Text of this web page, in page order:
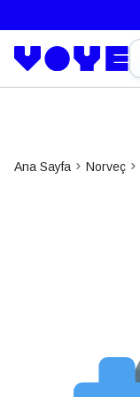
Ana Sayfa Norveç